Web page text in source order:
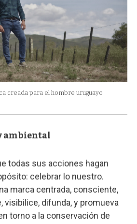
creada para el hombre uruguayo
ambiental
todas sus acciones hagan
celebrar lo nuestro.
marca centrada, consciente,
visibilice, difunda, y promueva
torno a la conservación de